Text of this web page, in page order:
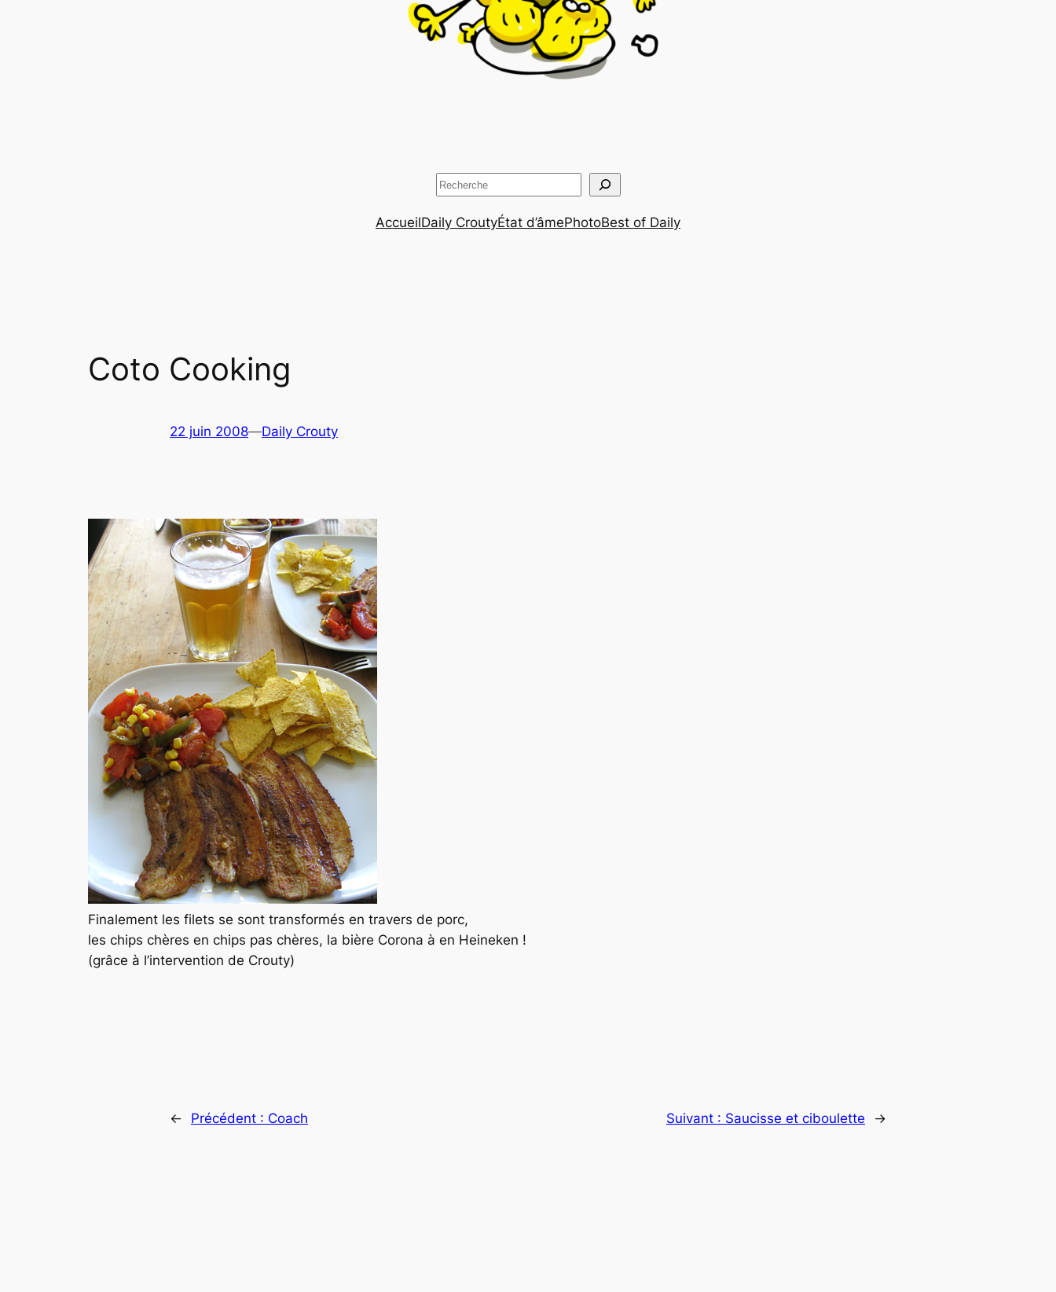
Rechercher
AccueilDaily CroutyÉtat d’âmePhotoBest of Daily
Coto Cooking
22 juin 2008—Daily Crouty
Finalement les filets se sont transformés en travers de porc,
les chips chères en chips pas chères, la bière Corona à en Heineken !
(grâce à l’intervention de Crouty)
← Précédent : Coach Suivant : Saucisse et ciboulette →